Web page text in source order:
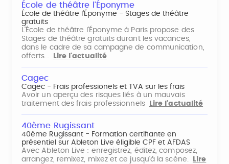
École de théâtre l'Éponyme
École de théâtre l'Éponyme - Stages de théâtre
gratuits
L'École de théâtre l'Éponyme à Paris propose des
Stages de théâtre gratuits durant les vacances,
dans le cadre de sa campagne de communication,
offerts…
Lire l'actualité
Cagec
Cagec - Frais professionels et TVA sur les frais
Avoir un aperçu des risques liés à un mauvais
traitement des frais professionnels
Lire l'actualité
40ème Rugissant
40ème Rugissant - Formation certifiante en
présentiel sur Ableton Live éligible CPF et AFDAS
Avec Ableton Live : enregistrez, éditez, composez,
arrangez, remixez, mixez et ce jusqu'à la scène.
Lire